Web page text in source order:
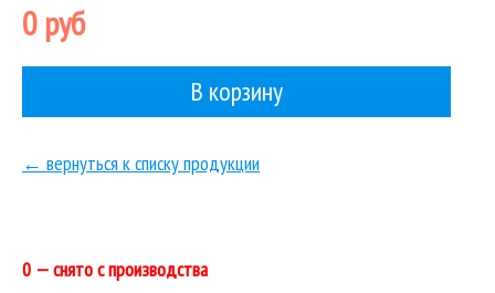
0 руб
В корзину
← вернуться к списку продукции
0 — снято с производства